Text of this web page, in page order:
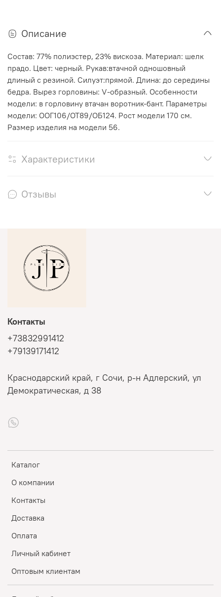
Описание
Состав: 77% полиэстер, 23% вискоза. Материал: шелк
прадо. Цвет: черный. Рукав:втачной одношовный
длиный с резиной. Силуэт:прямой. Длина: до середины
бедра. Вырез горловины: V-образный. Особенности
модели: в горловину втачан воротник-бант. Параметры
модели: ООГ106/ОТ89/ОБ124. Рост модели 170 см.
Размер изделия на модели 56.
Характеристики
Отзывы
Каталог
О компании
Контакты
Доставка
Оплата
Личный кабинет
Оптовым клиентам
Контакты
+73832991412
+79139171412
Краснодарский край, г Сочи, р-н Адлерский, ул
Демократическая, д 38